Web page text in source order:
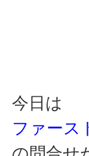
今日は
ファース